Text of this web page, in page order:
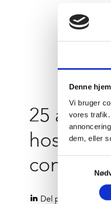
Denne
Vi bruger
vores
dem, eller
Samtykkevalg
25 års
hos c.c.
Del på LinkedIn